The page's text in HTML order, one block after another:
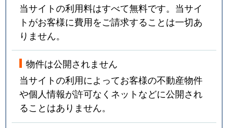
当サイトの利用料はすべて無料です。当サイ
トがお客様に費用をご請求することは一切あ
りません。
物件は公開されません
当サイトの利用によってお客様の不動産物件
や個人情報が許可なくネットなどに公開され
ることはありません。